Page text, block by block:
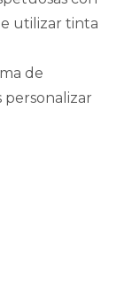
utilizar tinta
de
personalizar